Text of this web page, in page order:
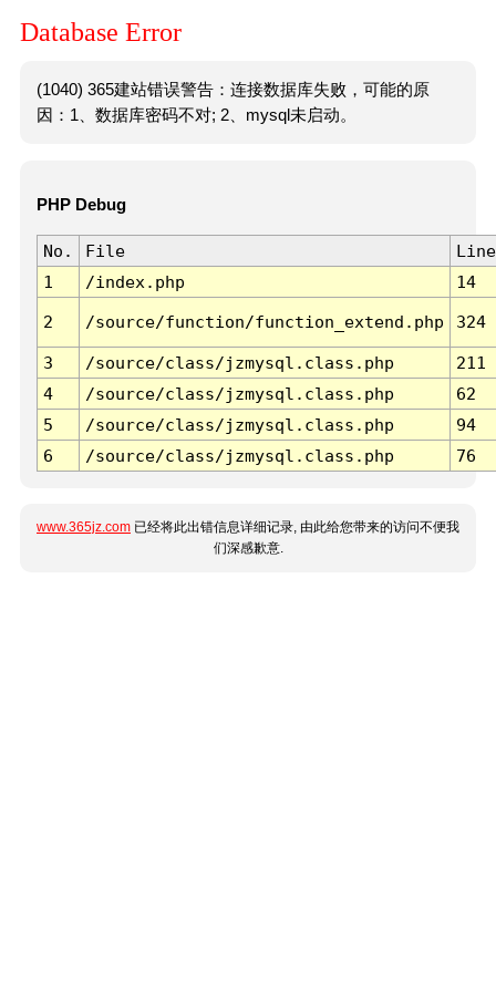
Database Error
(1040) 365建站错误警告：连接数据库失败，可能的原
因：1、数据库密码不对; 2、mysql未启动。
PHP Debug
No. File
Line
1
/index.php 14
2 /source/function/function_extend.php 324
3 /source/class/jzmysql.class.php
211
4
/source/class/jzmysql.class.php
62
5
/source/class/jzmysql.class.php
94
6
/source/class/jzmysql.class.php 76
www.365jz.com 已经将此出错信息详细记录, 由此给您带来的访问不便我
们深感歉意.